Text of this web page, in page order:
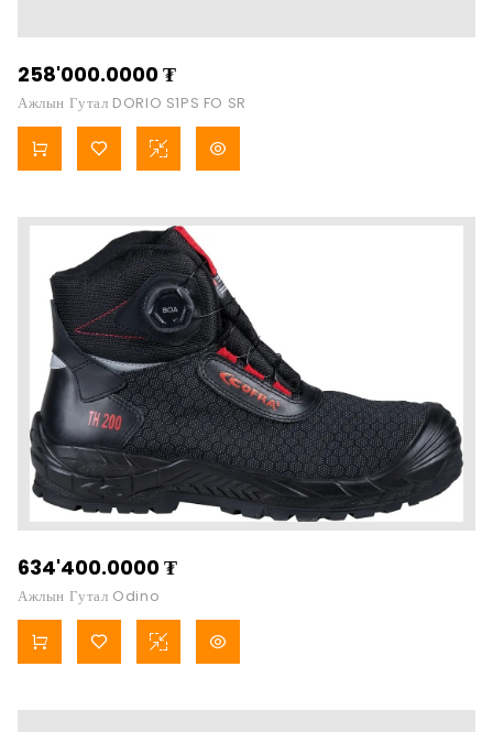
258'000.0000₮
Ажлын Гутал DORIO S1PS FO SR
634'400.0000₮
Ажлын Гутал Odino